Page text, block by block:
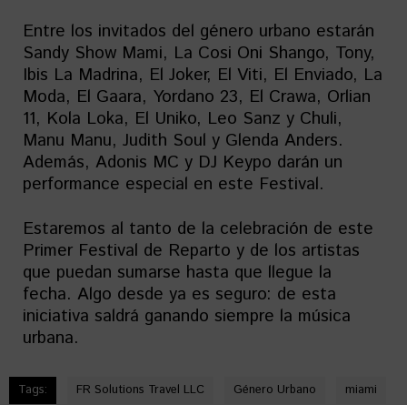
Entre los invitados del género urbano estarán
Sandy Show Mami, La Cosi Oni Shango, Tony,
Ibis La Madrina, El Joker, El Viti, El Enviado, La
Moda, El Gaara, Yordano 23, El Crawa, Orlian
11, Kola Loka, El Uniko, Leo Sanz y Chuli,
Manu Manu, Judith Soul y Glenda Anders.
Además, Adonis MC y DJ Keypo darán un
performance especial en este Festival.
Estaremos al tanto de la celebración de este
Primer Festival de Reparto y de los artistas
que puedan sumarse hasta que llegue la
fecha. Algo desde ya es seguro: de esta
iniciativa saldrá ganando siempre la música
urbana.
Tags: FR Solutions Travel LLC Género Urbano miami